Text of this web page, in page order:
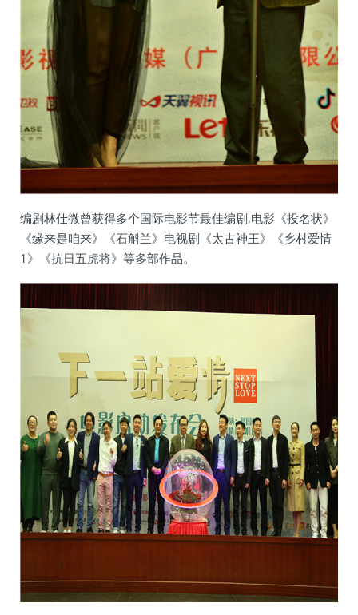
编剧林仕微曾获得多个国际电影节最佳编剧,电影《投名状》
《缘来是咱来》《石斛兰》电视剧《太古神王》《乡村爱情
1》《抗日五虎将》等多部作品。